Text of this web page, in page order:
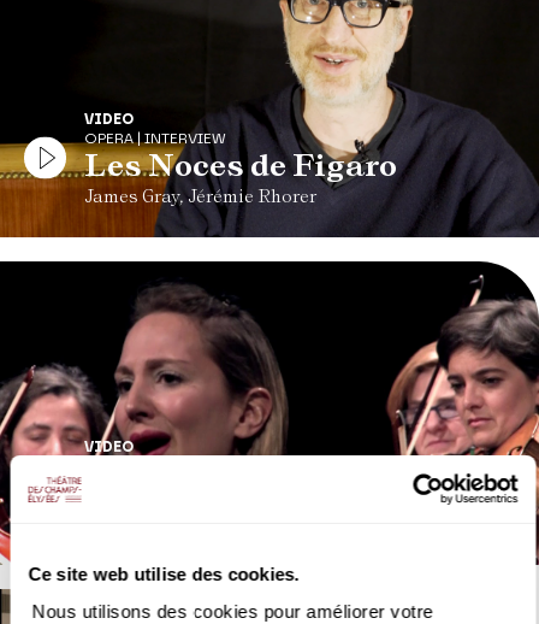
Ce site web utilise des cookies.
Nous utilisons des cookies pour améliorer votre
VIDEO
OPERA | INTERVIEW
Les Noces de Figaro
James Gray, Jérémie Rhorer
VIDEO